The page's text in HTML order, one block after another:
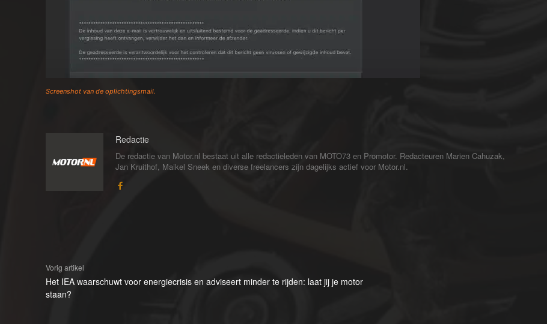
Screenshot van de oplichtingsmail.
Redactie
De redactie van Motor.nl bestaat uit alle redactieleden van MOTO73 en Promotor. Redacteuren Marien Cahuzak,
Jan Kruithof, Maikel Sneek en diverse freelancers zijn dagelijks actief voor Motor.nl.
Vorig artikel
Het IEA waarschuwt voor energiecrisis en adviseert minder te rijden: laat jij je motor
staan?